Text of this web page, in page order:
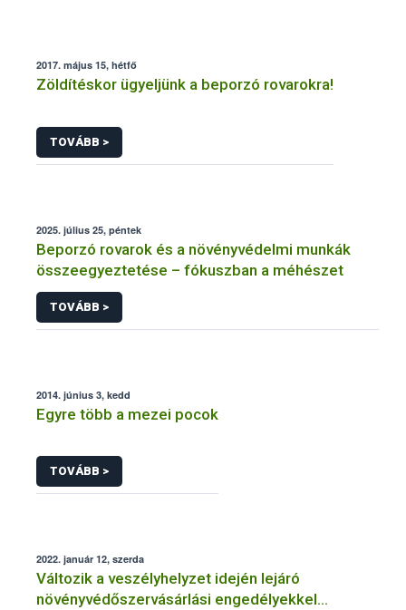
2017. május 15, hétfő
Zöldítéskor ügyeljünk a beporzó rovarokra!
TOVÁBB >
2025. július 25, péntek
Beporzó rovarok és a növényvédelmi munkák
összeegyeztetése – fókuszban a méhészet
TOVÁBB >
2014. június 3, kedd
Egyre több a mezei pocok
TOVÁBB >
2022. január 12, szerda
Változik a veszélyhelyzet idején lejáró
növényvédőszervásárlási engedélyekkel